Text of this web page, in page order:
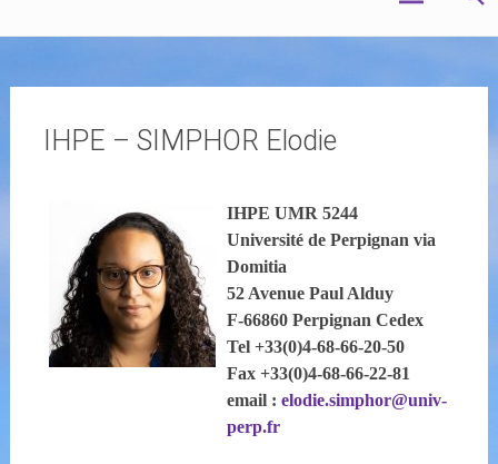
IHPE – SIMPHOR Elodie
IHPE UMR 5244
Université de Perpignan via
Domitia
52 Avenue Paul Alduy
F-66860 Perpignan Cedex
Tel +33(0)4-68-66-20-50
Fax +33(0)4-68-66-22-81
email : elodie.simphor@univ-
perp.fr